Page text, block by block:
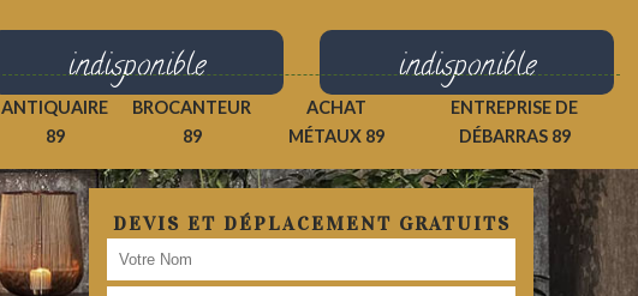
indisponible indisponible
ANTIQUAIRE
89
BROCANTEUR
89
ACHAT
MÉTAUX 89
ENTREPRISE DE
DÉBARRAS 89
DEVIS ET DÉPLACEMENT GRATUITS